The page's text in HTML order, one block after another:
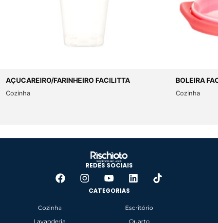
AÇUCAREIRO/FARINHEIRO FACILITTA
Cozinha
BOLEIRA
Cozinha
REDES SOCIAIS
CATEGORIAS
Cozinha
Lavanderia
Escritório
Quarto